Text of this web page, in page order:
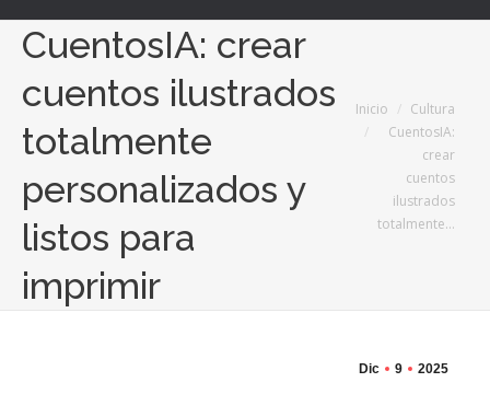
CuentosIA: crear
cuentos ilustrados
totalmente
personalizados y
listos para
imprimir
Estás aquí:
Inicio
Cultura
CuentosIA:
crear
cuentos
ilustrados
totalmente…
Dic 9 2025